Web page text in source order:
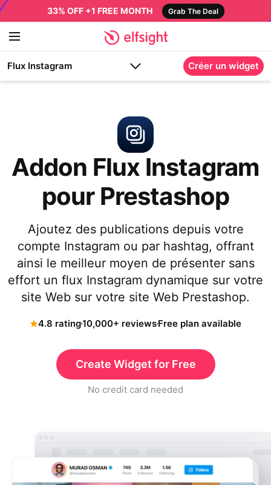
33% OFF +1 FREE MONTH Grab The Deal
Flux Instagram Créer un widget
Addon Flux Instagram
pour Prestashop
Ajoutez des publications depuis votre
compte Instagram ou par hashtag, offrant
ainsi le meilleur moyen de présenter sans
effort un flux Instagram dynamique sur votre
site Web sur votre site Web Prestashop.
4.8 rating10,000+ reviewsFree plan available
Create Widget for Free
No credit card needed